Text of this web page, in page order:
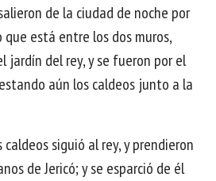
de la ciudad de noche por
está entre los dos muros,
jardín del rey, y se fueron por el
aún los caldeos junto a la
siguió al rey, y prendieron
de Jericó; y se esparció de él